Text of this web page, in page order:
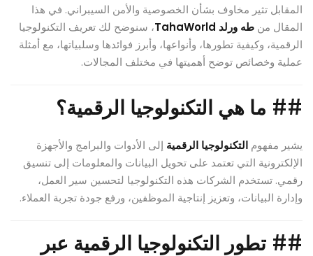
المقابل تثير مخاوف بشأن الخصوصية والأمن السيبراني. في هذا
المقال من طه ورلد TahaWorld
، سنوضح لك تعريف التكنولوجيا
الرقمية، وكيفية تطورها، وأنواعها، وأبرز فوائدها وسلبياتها، مع أمثلة
عملية وخصائص توضح أهميتها في مختلف المجالات.
## ما هي التكنولوجيا الرقمية؟
يشير مفهوم التكنولوجيا الرقمية إلى الأدوات والبرامج والأجهزة
الإلكترونية التي تعتمد على تحويل البيانات والمعلومات إلى تنسيق
رقمي. تستخدم الشركات هذه التكنولوجيا لتحسين سير العمل،
وإدارة البيانات، وتعزيز إنتاجية الموظفين، ورفع جودة تجربة العملاء.
## تطور التكنولوجيا الرقمية عبر